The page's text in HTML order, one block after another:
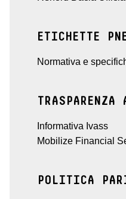
ETICHETTE
Normativa e
TRASPARENZA
Informativa Ivass
Mobilize Financial
POLITICA